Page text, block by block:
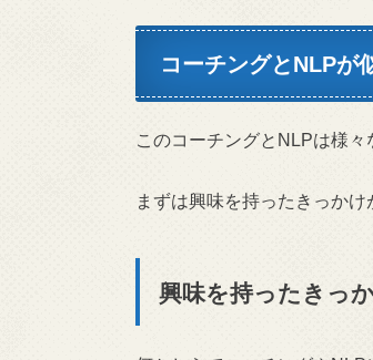
コーチングとNLPが
このコーチングとNLPは様々
まずは興味を持ったきっかけ
興味を持ったきっ